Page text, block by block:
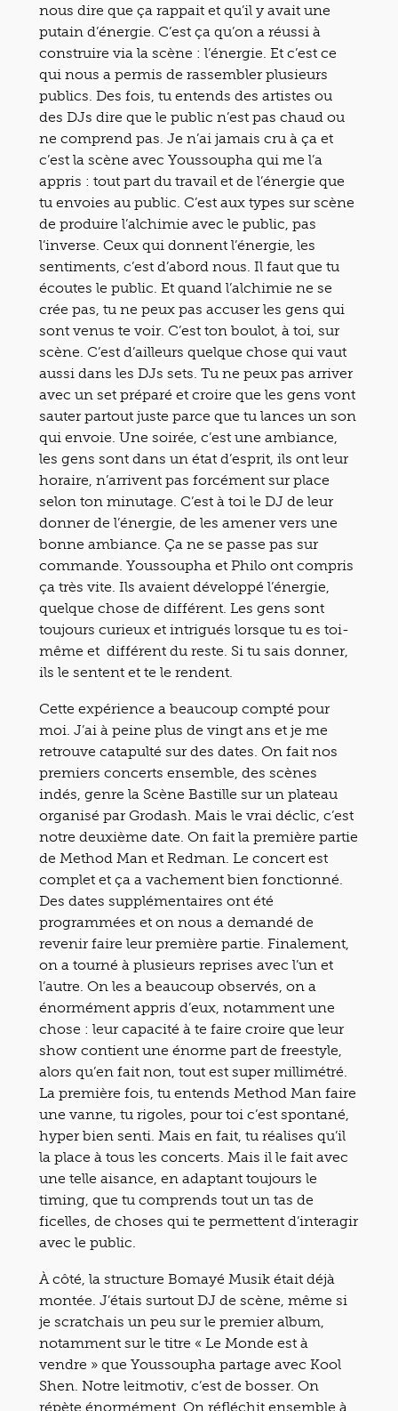
nous dire que ça rappait et qu’il y avait une
putain d’énergie. C’est ça qu’on a réussi à
construire via la scène : l’énergie. Et c’est ce
qui nous a permis de rassembler plusieurs
publics. Des fois, tu entends des artistes ou
des DJs dire que le public n’est pas chaud ou
ne comprend pas. Je n’ai jamais cru à ça et
c’est la scène avec Youssoupha qui me l’a
appris : tout part du travail et de l’énergie que
tu envoies au public. C’est aux types sur scène
de produire l’alchimie avec le public, pas
l’inverse. Ceux qui donnent l’énergie, les
sentiments, c’est d’abord nous. Il faut que tu
écoutes le public. Et quand l’alchimie ne se
crée pas, tu ne peux pas accuser les gens qui
sont venus te voir. C’est ton boulot, à toi, sur
scène. C’est d’ailleurs quelque chose qui vaut
aussi dans les DJs sets. Tu ne peux pas arriver
avec un set préparé et croire que les gens vont
sauter partout juste parce que tu lances un son
qui envoie. Une soirée, c’est une ambiance,
les gens sont dans un état d’esprit, ils ont leur
horaire, n’arrivent pas forcément sur place
selon ton minutage. C’est à toi le DJ de leur
donner de l’énergie, de les amener vers une
bonne ambiance. Ça ne se passe pas sur
commande. Youssoupha et Philo ont compris
ça très vite. Ils avaient développé l’énergie,
quelque chose de différent. Les gens sont
toujours curieux et intrigués lorsque tu es toi-
même et différent du reste. Si tu sais donner,
ils le sentent et te le rendent.
Cette expérience a beaucoup compté pour
moi. J’ai à peine plus de vingt ans et je me
retrouve catapulté sur des dates. On fait nos
premiers concerts ensemble, des scènes
indés, genre la Scène Bastille sur un plateau
organisé par Grodash. Mais le vrai déclic, c’est
notre deuxième date. On fait la première partie
de Method Man et Redman. Le concert est
complet et ça a vachement bien fonctionné.
Des dates supplémentaires ont été
programmées et on nous a demandé de
revenir faire leur première partie. Finalement,
on a tourné à plusieurs reprises avec l’un et
l’autre. On les a beaucoup observés, on a
énormément appris d’eux, notamment une
chose : leur capacité à te faire croire que leur
show contient une énorme part de freestyle,
alors qu’en fait non, tout est super millimétré.
La première fois, tu entends Method Man faire
une vanne, tu rigoles, pour toi c’est spontané,
hyper bien senti. Mais en fait, tu réalises qu’il
la place à tous les concerts. Mais il le fait avec
une telle aisance, en adaptant toujours le
timing, que tu comprends tout un tas de
ficelles, de choses qui te permettent d’interagir
avec le public.
À côté, la structure Bomayé Musik était déjà
montée. J’étais surtout DJ de scène, même si
je scratchais un peu sur le premier album,
notamment sur le titre « Le Monde est à
vendre » que Youssoupha partage avec Kool
Shen. Notre leitmotiv, c’est de bosser. On
répète énormément. On réfléchit ensemble à